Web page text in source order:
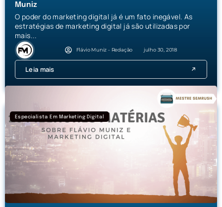
Muniz
O poder do marketing digital já é um fato inegável. As
estratégias de marketing digital já são utilizadas por
mais...
Flávio Muniz - Redação julho 30, 2018
Leia mais
Especialista Em Marketing Digital